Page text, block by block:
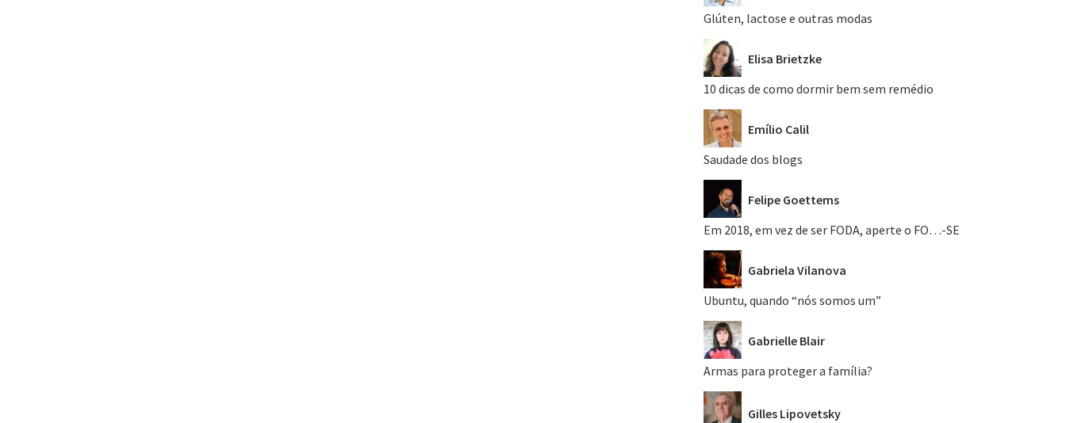
Glúten, lactose e outras modas
Elisa Brietzke
10 dicas de como dormir bem sem remédio
Emílio Calil
Saudade dos blogs
Felipe Goettems
Em 2018, em vez de ser FODA, aperte o FO…-SE
Gabriela Vilanova
Ubuntu, quando “nós somos um”
Gabrielle Blair
Armas para proteger a família?
Gilles Lipovetsky